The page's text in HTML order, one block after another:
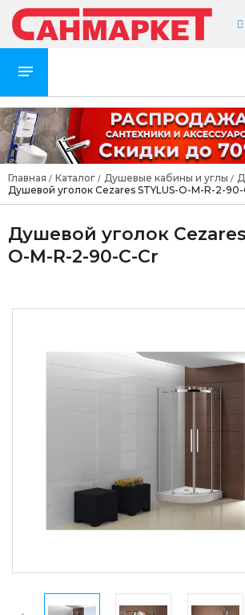
Главная / Каталог / Душевые кабины и углы /
Душевой уголок Cezares STYLUS-O-M-R-2-
Душевой уголок Cezares
O-M-R-2-90-C-Cr